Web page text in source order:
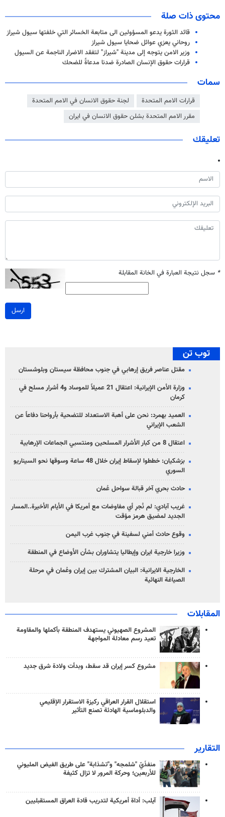
محتوى ذات صلة
قائد الثورة يدعو المسؤولين الى متابعة الخسائر التي خلفتها سيول شيراز
روحاني يعزي عوائل ضحايا سيول شيراز
وزير الامن يتوجه إلى مدينة "شيراز" لتفقد الاضرار الناجمة عن السيول
قرارات حقوق الإنسان الصادرة ضدنا مدعاةً للضحك
سمات
قرارات الامم المتحدة
لجنة حقوق الانسان في الامم المتحدة
مقرر الامم المتحدة بشلن حقوق الانسان في ايران
تعليقك
* سجل نتيجة العبارة في الخانة المقابلة
ارسل
توب تن
مقتل عناصر فريق إرهابي في جنوب محافظة سيستان وبلوشستان
وزارة الأمن الإيرانية: اعتقال 21 عميلاً للموساد و4 أشرار مسلح في
كرمان
العميد بهمرد: نحن على أهبة الاستعداد للتضحية بأرواحنا دفاعاً عن
الشعب الإيراني
اعتقال 8 من كبار الأشرار المسلحين ومنتسبي الجماعات الإرهابية
بزشكيان: خططوا لإسقاط إيران خلال 48 ساعة وسوقها نحو السيناريو
السوري
حادث بحري آخر قبالة سواحل عُمان
غريب آبادي: لم نُجرِ أي مفاوضات مع أمريكا في الأيام الأخيرة..المسار
الجديد لمضيق هرمز مؤقت
وقوع حادث أمني لسفينة في جنوب غرب اليمن
وزيرا خارجية ايران وإيطاليا يتشاوران بشأن الأوضاع في المنطقة
الخارجية الايرانية: البيان المشترك بين إيران وعُمان في مرحلة
الصياغة النهائية
المقابلات
المشروع الصهيوني يستهدف المنطقة بأكملها والمقاومة
تعيد رسم معادلة المواجهة
مشروع كسر إيران قد سقط، وبدأت ولادة شرق جديد
استقلال القرار العراقي ركيزة الاستقرار الإقليمي
والدبلوماسية الهادئة تصنع التأثير
التقارير
منفذَيّ "شلمجه" و"تشذابة" على طريق الفيض المليوني
للأربعين؛ وحركة المرور لا تزال كثيفة
آيلب: أداة أمريكية لتدريب قادة العراق المستقبليين